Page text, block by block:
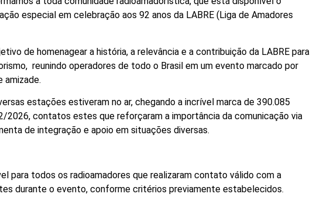
especial em celebração aos 92 anos da LABRE (Liga de Amadores
de homenagear a história, a relevância e a contribuição da LABRE para
reunindo operadores de todo o Brasil em um evento marcado por
amizade.
estações estiveram no ar, chegando a incrível marca de 390.085
contatos estes que reforçaram a importância da comunicação via
de integração e apoio em situações diversas.
para todos os radioamadores que realizaram contato válido com a
durante o evento, conforme critérios previamente estabelecidos.